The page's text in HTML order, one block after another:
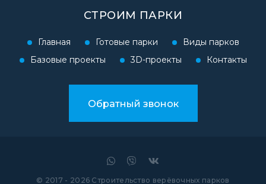
СТРОИМ ПАРКИ
Главная Готовые парки
Виды парков
Базовые проекты
3D-проекты Контакты
Обратный звонок
© 2017 - 2026 Строительство верёвочных парков